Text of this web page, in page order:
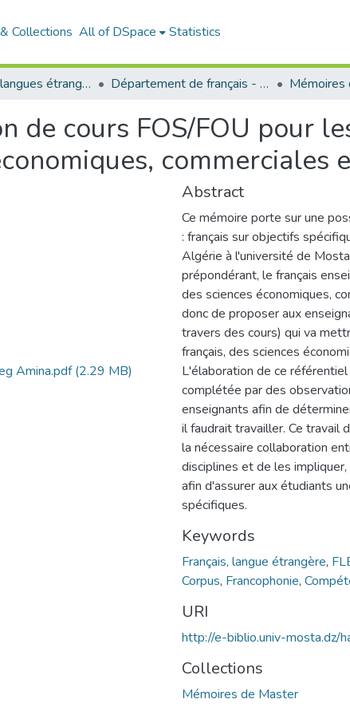
Collections All of DSpace Statistics
Faculté des langues étrangères Département de français - قسم اللغة الفرنسية Mémoires
de cours FOS/FOU pour
commerciales
Amina.pdf(2.29 MB)
Abstract
Ce mémoire porte sur une
: français sur objectifs
Algérie à l'université de
prépondérant, le français
des sciences économiques,
donc de proposer aux
travers des cours) qui va
français, des sciences
L'élaboration de ce
complétée par des
enseignants afin de
il faudrait travailler. Ce travail
la nécessaire collaboration
disciplines et de les
afin d'assurer aux étudiants
spécifiques.
Keywords
Français, langue étrangère,
Corpus, Francophonie,
URI
http://e-biblio.univ-
Collections
Mémoires de Master